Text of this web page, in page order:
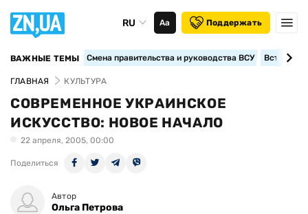
RU Аа Поддержать
ВАЖНЫЕ ТЕМЫ Смена правительства и руководства ВСУ
ГЛАВНАЯ КУЛЬТУРА
СОВРЕМЕННОЕ УКРАИНСКОЕ
ИСКУССТВО: НОВОЕ НАЧАЛО
22 апреля, 2005, 00:00
Поделиться
Автор
Ольга Петрова